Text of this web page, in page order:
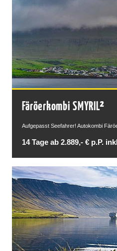
Färöerkombi SMYRIL²
Aufgepasst Seefahrer! Autokombi
14 Tage ab 2.889,- € p.P.